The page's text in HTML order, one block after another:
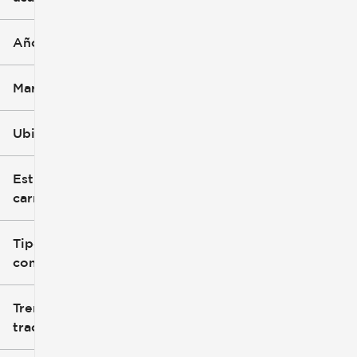
Año
Marca
Ubicación
Estilo de
carrocería
Tipo de
combustible
Tren de
tracción